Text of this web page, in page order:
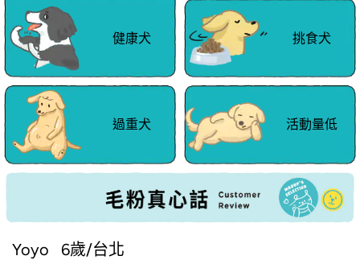
健康犬 挑食犬
過重犬 活動量低
Yoyo 6歲/台北